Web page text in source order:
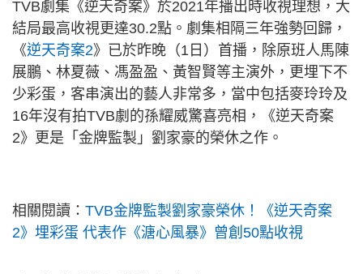
TVB劇集《逆天奇案》於2021年播出時收視理想，大
結局最高收視更達30.2點。劇集相隔三年強勢回歸，
《逆天奇案2》已於昨晚（1日）首播，除原班人馬陳
展鵬、林夏薇、馮盈盈、黃智賢等主演外，更埋下不
少彩蛋，客串演出的藝人非常多，當中包括麥玲玲及
16年沒有拍TVB劇的孫耀威驚喜亮相，《逆天奇案
2》更是「金牌監製」劉家豪的榮休之作。
相關閱讀： TVB金牌監製劉家豪榮休！《逆天奇案
2》埋彩蛋 代表作《溏心風暴》曾創50點收視